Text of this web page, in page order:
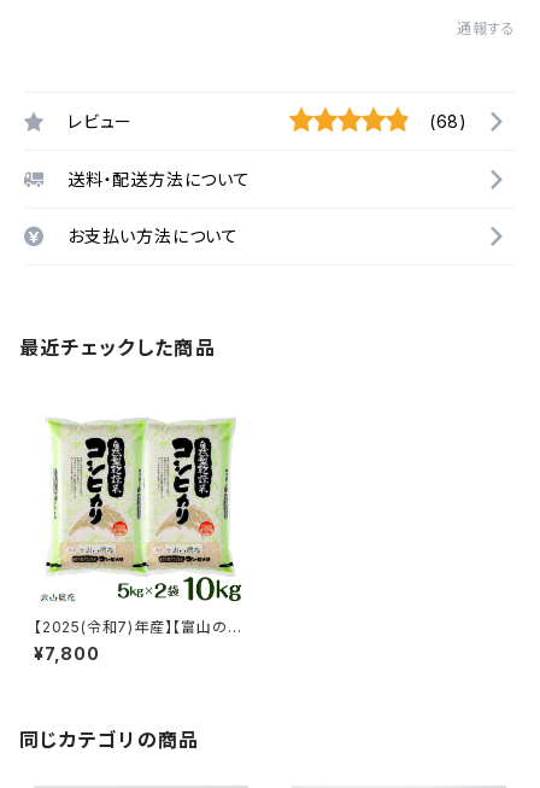
通報する
レビュー (68)
送料・配送方法について
お支払い方法について
最近チェックした商品
【2025(令和7)年産】【富山の
米】【白米10kg（5kg×2）】特別
栽培米 自然型乾燥コシヒカリ
¥7,800
同じカテゴリの商品